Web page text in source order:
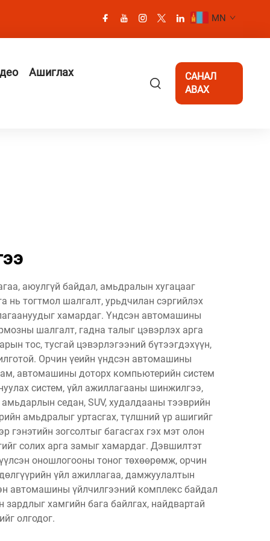
MN
Ашиглах
САНАЛ
АВАХ
аюулгүй байдал, амьдралын хугацааг
нь тогтмол шалгалт, урьдчилан сэргийлэх
хамардаг. Үндсэн автомашины
шалгалт, гадна талыг цэвэрлэх арга
тос, тусгай цэвэрлэгээний бүтээгдэхүүн,
Орчин үеийн үндсэн автомашины
автомашины доторх компьютерийн систем
систем, үйл ажиллагааны шинжилгээ,
седан, SUV, худалдааны тээврийн
амьдралыг уртасгах, түлшний үр ашигийг
гэнэтийн зогсолтыг багасгах гэх мэт олон
солих арга замыг хамардаг. Дэвшилтэт
оношлогооны тоног төхөөрөмж, орчин
үйл ажиллагаа, дамжуулалтын
автомашины үйлчилгээний комплекс байдал
хамгийн бага байлгах, найдвартай
олгодог.